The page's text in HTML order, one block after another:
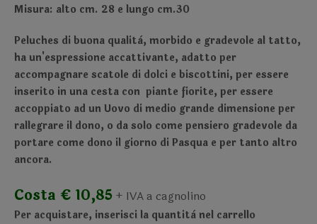
Misura: alto cm. 28 e lungo cm.30
Peluches di buona qualità, morbido e gradevole al tatto,
ha un'espressione accattivante, adatto per
accompagnare scatole di dolci e biscottini, per essere
inserito in una cesta con piante fiorite, per essere
accoppiato ad un Uovo di medio grande dimensione per
rallegrare il dono, o da solo come pensiero gradevole da
portare come dono il giorno di Pasqua e per tanto altro
ancora.
Costa € 10,85 + IVA a cagnolino
Per acquistare, inserisci la quantità nel carrello